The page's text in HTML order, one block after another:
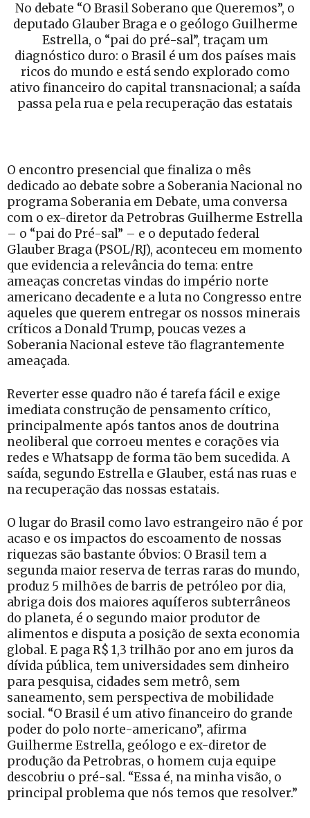
No debate “O Brasil Soberano que Queremos”, o
deputado Glauber Braga e o geólogo Guilherme
Estrella, o “pai do pré-sal”, traçam um
diagnóstico duro: o Brasil é um dos países mais
ricos do mundo e está sendo explorado como
ativo financeiro do capital transnacional; a saída
passa pela rua e pela recuperação das estatais
O encontro presencial que finaliza o mês
dedicado ao debate sobre a Soberania Nacional no
programa Soberania em Debate, uma conversa
com o ex-diretor da Petrobras Guilherme Estrella
– o “pai do Pré-sal” – e o deputado federal
Glauber Braga (PSOL/RJ), aconteceu em momento
que evidencia a relevância do tema: entre
ameaças concretas vindas do império norte
americano decadente e a luta no Congresso entre
aqueles que querem entregar os nossos minerais
críticos a Donald Trump, poucas vezes a
Soberania Nacional esteve tão flagrantemente
ameaçada.
Reverter esse quadro não é tarefa fácil e exige
imediata construção de pensamento crítico,
principalmente após tantos anos de doutrina
neoliberal que corroeu mentes e corações via
redes e Whatsapp de forma tão bem sucedida. A
saída, segundo Estrella e Glauber, está nas ruas e
na recuperação das nossas estatais.
O lugar do Brasil como lavo estrangeiro não é por
acaso e os impactos do escoamento de nossas
riquezas são bastante óbvios: O Brasil tem a
segunda maior reserva de terras raras do mundo,
produz 5 milhões de barris de petróleo por dia,
abriga dois dos maiores aquíferos subterrâneos
do planeta, é o segundo maior produtor de
alimentos e disputa a posição de sexta economia
global. E paga R$ 1,3 trilhão por ano em juros da
dívida pública, tem universidades sem dinheiro
para pesquisa, cidades sem metrô, sem
saneamento, sem perspectiva de mobilidade
social. “O Brasil é um ativo financeiro do grande
poder do polo norte-americano”, afirma
Guilherme Estrella, geólogo e ex-diretor de
produção da Petrobras, o homem cuja equipe
descobriu o pré-sal. “Essa é, na minha visão, o
principal problema que nós temos que resolver.”